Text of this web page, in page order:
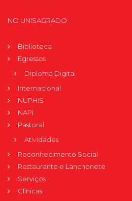
NO UNISAGRADO
Biblioteca
Egressos
Diploma Digital
Internacional
NUPHIS
NAPI
Pastoral
Atividades
Reconhecimento Social
Restaurante e Lanchonete
Serviços
Clínicas